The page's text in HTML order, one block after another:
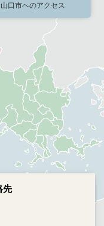
山口市へのアクセス
先